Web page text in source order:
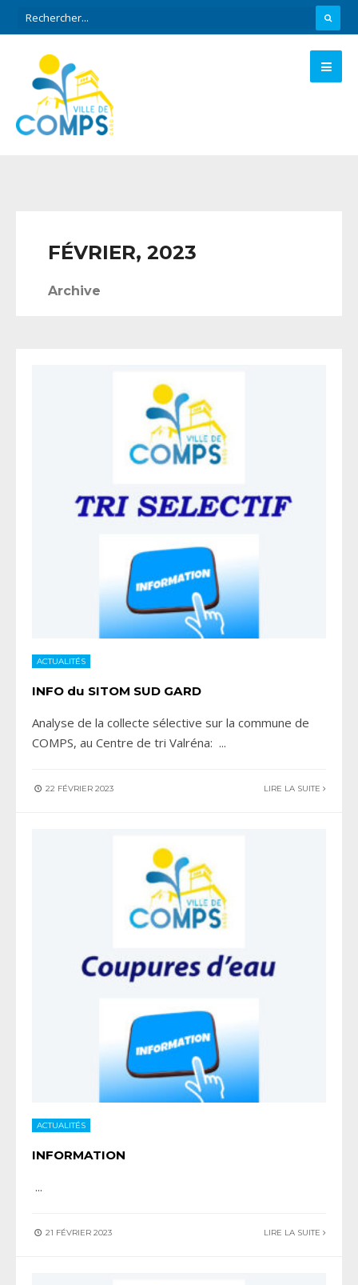
FÉVRIER, 2023
Archive
ACTUALITÉS
INFO du SITOM SUD GARD
Analyse de la collecte sélective sur la commune de
COMPS, au Centre de tri Valréna: ...
22 FÉVRIER 2023 LIRE LA SUITE
ACTUALITÉS
INFORMATION
...
21 FÉVRIER 2023 LIRE LA SUITE